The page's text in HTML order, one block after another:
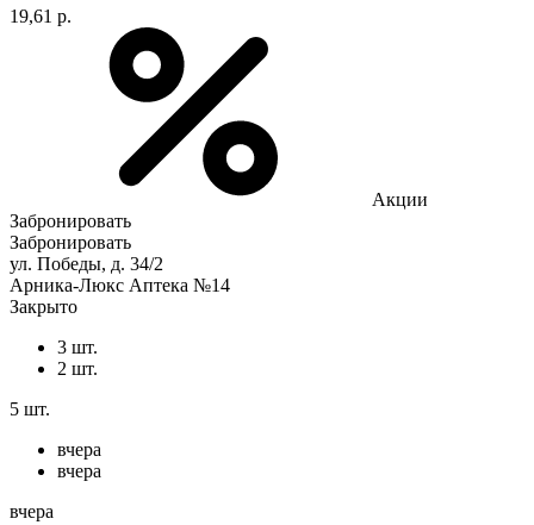
19,61 р.
Акции
Забронировать
Забронировать
ул. Победы, д. 34/2
Арника-Люкс Аптека №14
Закрыто
3 шт.
2 шт.
5 шт.
вчера
вчера
вчера